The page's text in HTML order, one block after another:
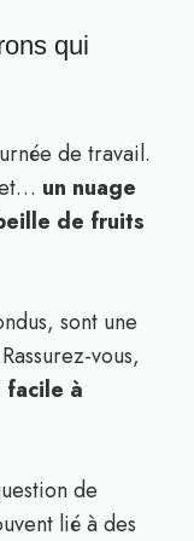
qui
de travail.
un nuage
de fruits
sont une
vous,
facile à
de
lié à des